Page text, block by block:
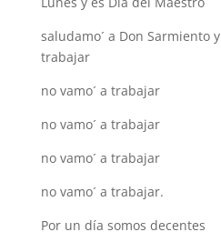
saludamo´ a Don Sarmiento
trabajar
no vamo´ a trabajar
no vamo´ a trabajar
no vamo´ a trabajar
no vamo´ a trabajar.
Por un día somos decentes